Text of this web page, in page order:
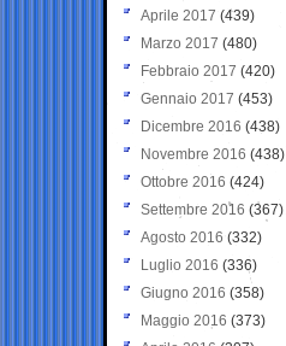
Aprile 2017 (439)
Marzo 2017 (480)
Febbraio 2017 (420)
Gennaio 2017 (453)
Dicembre 2016 (438)
Novembre 2016 (438)
Ottobre 2016 (424)
Settembre 2016 (367)
Agosto 2016 (332)
Luglio 2016 (336)
Giugno 2016 (358)
Maggio 2016 (373)